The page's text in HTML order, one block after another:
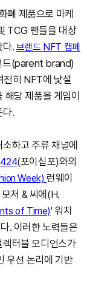
폐 제품으로 마케
TCG 팬들을 대상
다. 브랜드 NFT 캠페
드(parent brand)
전히 NFT에 낯설
해당 제품을 게임이
다.
하고 주류 채널에
424(포이십포)와의
Week) 런웨이
저 & 씨에(H.
of Time)' 워치
. 이러한 노력들은
터블 오디언스가
우선 논리에 기반